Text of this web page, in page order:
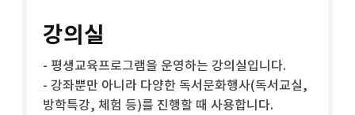
강의실
- 평생교육프로그램을 운영하는 강의실입니다.
- 강좌뿐만 아니라 다양한 독서문화행사(독서교실,
방학특강, 체험 등)를 진행할 때 사용합니다.